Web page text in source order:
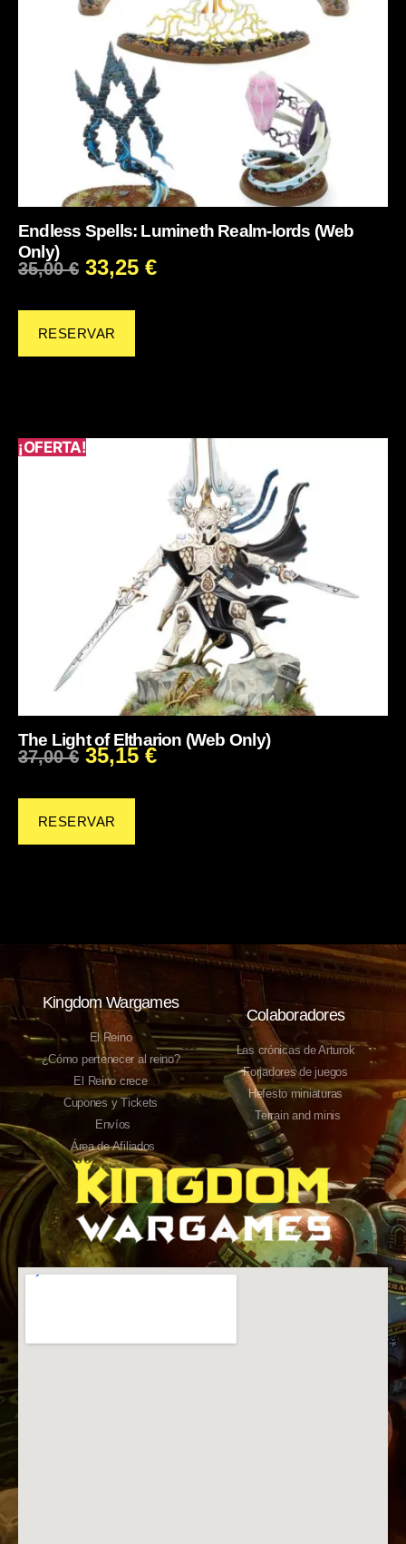
Endless Spells: Lumineth Realm-lords (Web
Only)
35,00€ 33,25 €
RESERVAR
¡OFERTA!
The Light of Eltharion (Web Only)
37,00€ 35,15 €
RESERVAR
Kingdom Wargames
El Reino
¿Cómo pertenecer al reino?
El Reino crece
Cupones y Tickets
Envíos
Área de Afiliados
Colaboradores
Las crónicas de Arturok
Forjadores de juegos
Hefesto miniaturas
Terrain and minis